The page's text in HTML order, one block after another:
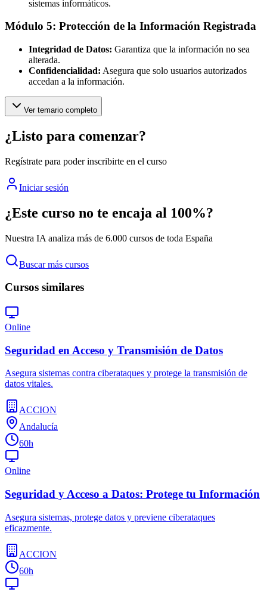
sistemas informáticos.
Módulo 5: Protección de la Información Registrada
Integridad de Datos: Garantiza que la información no sea
alterada.
Confidencialidad: Asegura que solo usuarios autorizados
accedan a la información.
Ver temario completo
¿Listo para comenzar?
Regístrate para poder inscribirte en el curso
Iniciar sesión
¿Este curso no te encaja al 100%?
Nuestra IA analiza más de 6.000 cursos de toda España
Buscar más cursos
Cursos similares
Online
Seguridad en Acceso y Transmisión de Datos
Asegura sistemas contra ciberataques y protege la transmisión de
datos vitales.
ACCION
Andalucía
60h
Online
Seguridad y Acceso a Datos: Protege tu Información
Asegura sistemas, protege datos y previene ciberataques
eficazmente.
ACCION
60h